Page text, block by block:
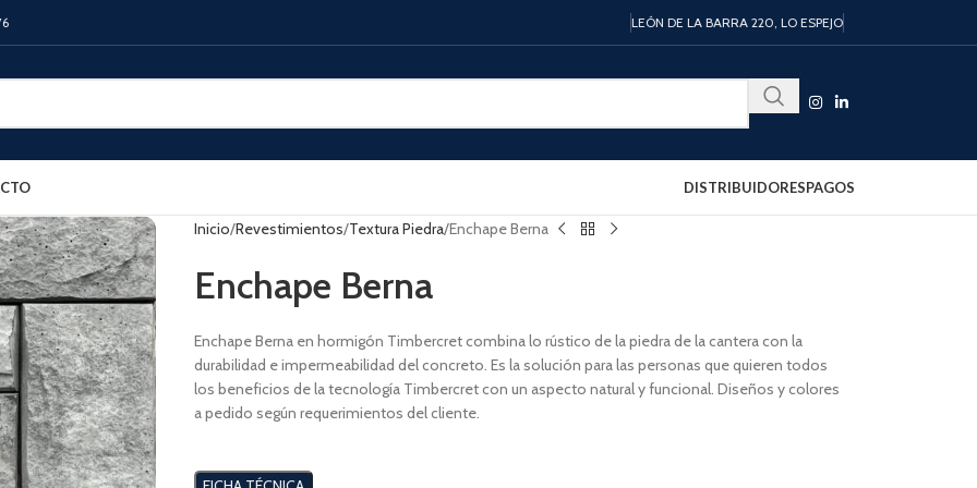
LEÓN DE LA BARRA 220, LO ESPEJO
DISTRIBUIDORESPAGOS
Inicio Revestimientos Textura Piedra Enchape Berna
Enchape Berna
Enchape Berna en hormigón Timbercret combina lo rústico de la piedra de la cantera con la
durabilidad e impermeabilidad del concreto. Es la solución para las personas que quieren todos
los beneficios de la tecnología Timbercret con un aspecto natural y funcional. Diseños y colores
a pedido según requerimientos del cliente.